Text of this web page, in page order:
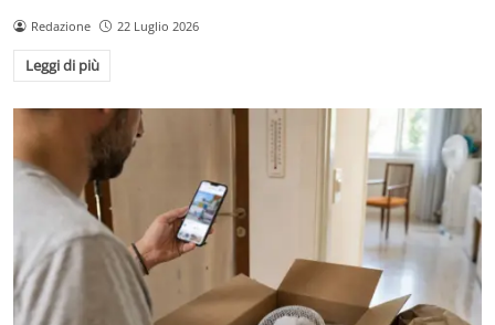
Redazione 22 Luglio 2026
Leggi di più